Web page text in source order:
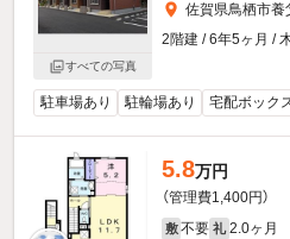
すべての写真
佐賀県鳥栖市養
2階建 / 6年5ヶ月 /
駐車場あり 駐輪場あり 宅配ボック
5.8万円
（管理費1,400円）
敷 不要 礼 2.0ヶ月